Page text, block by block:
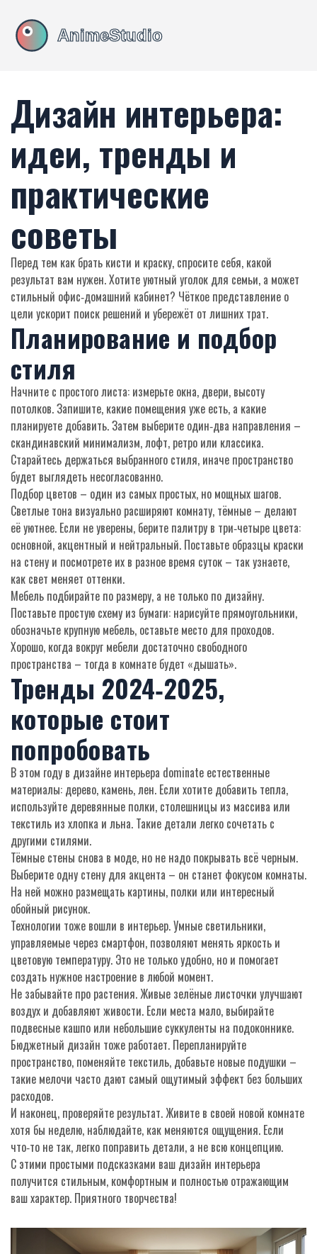
Дизайн интерьера:
идеи, тренды и
практические
советы
Перед тем как брать кисти и краску, спросите себя, какой
результат вам нужен. Хотите уютный уголок для семьи, а может
стильный офис‑домашний кабинет? Чёткое представление о
цели ускорит поиск решений и убережёт от лишних трат.
Планирование и подбор
стиля
Начните с простого листа: измерьте окна, двери, высоту
потолков. Запишите, какие помещения уже есть, а какие
планируете добавить. Затем выберите один‑два направления –
скандинавский минимализм, лофт, ретро или классика.
Старайтесь держаться выбранного стиля, иначе пространство
будет выглядеть несогласованно.
Подбор цветов – один из самых простых, но мощных шагов.
Светлые тона визуально расширяют комнату, тёмные – делают
её уютнее. Если не уверены, берите палитру в три‑четыре цвета:
основной, акцентный и нейтральный. Поставьте образцы краски
на стену и посмотрете их в разное время суток – так узнаете,
как свет меняет оттенки.
Мебель подбирайте по размеру, а не только по дизайну.
Поставьте простую схему из бумаги: нарисуйте прямоугольники,
обозначьте крупную мебель, оставьте место для проходов.
Хорошо, когда вокруг мебели достаточно свободного
пространства – тогда в комнате будет «дышать».
Тренды 2024‑2025,
которые стоит
попробовать
В этом году в дизайне интерьера dominate естественные
материалы: дерево, камень, лен. Если хотите добавить тепла,
используйте деревянные полки, столешницы из массива или
текстиль из хлопка и льна. Такие детали легко сочетать с
другими стилями.
Тёмные стены снова в моде, но не надо покрывать всё черным.
Выберите одну стену для акцента – он станет фокусом комнаты.
На ней можно размещать картины, полки или интересный
обойный рисунок.
Технологии тоже вошли в интерьер. Умные светильники,
управляемые через смартфон, позволяют менять яркость и
цветовую температуру. Это не только удобно, но и помогает
создать нужное настроение в любой момент.
Не забывайте про растения. Живые зелёные листочки улучшают
воздух и добавляют живости. Если места мало, выбирайте
подвесные кашпо или небольшие суккуленты на подоконнике.
Бюджетный дизайн тоже работает. Перепланируйте
пространство, поменяйте текстиль, добавьте новые подушки –
такие мелочи часто дают самый ощутимый эффект без больших
расходов.
И наконец, проверяйте результат. Живите в своей новой комнате
хотя бы неделю, наблюдайте, как меняются ощущения. Если
что‑то не так, легко поправить детали, а не всю концепцию.
С этими простыми подсказками ваш дизайн интерьера
получится стильным, комфортным и полностью отражающим
ваш характер. Приятного творчества!